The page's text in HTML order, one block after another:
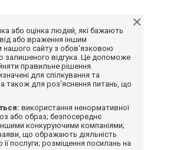
або оцінка людей, які бажають
або враження іншим
нашого сайту з обов'язковою
залишеного відгука. Це допоможе
правильне рішення.
для спілкування та
також для роз'яснення питань, що
використання ненормативної
або образ; безпосереднє
конкуруючими компаніями;
що ображають діяльність
її послуги; розміщення посилань на